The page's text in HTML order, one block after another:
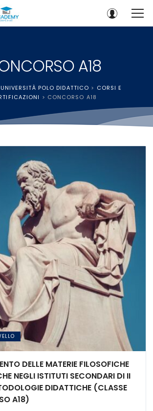
A18
POLO DIDATTICO > CORSI E
> CONCORSO A18
DELLE MATERIE FILOSOFICHE
NEGLI ISTITUTI SECONDARI DI II
DIDATTICHE (CLASSE
A18)